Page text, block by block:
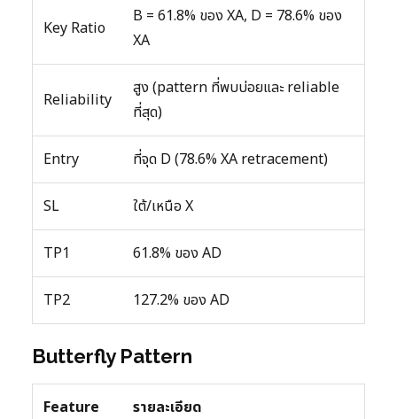
Key Ratio
B = 61.8% ของ XA, D = 78.6% ของ
XA
Reliability
สูง (pattern ที่พบบ่อยและ reliable
ที่สุด)
Entry ที่จุด D (78.6% XA retracement)
SL ใต้/เหนือ X
TP1 61.8% ของ AD
TP2 127.2% ของ AD
Butterfly Pattern
Feature รายละเอียด